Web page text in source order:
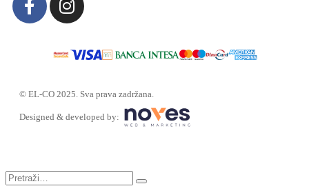
© EL-CO 2025. Sva prava zadržana.
Designed & developed by: